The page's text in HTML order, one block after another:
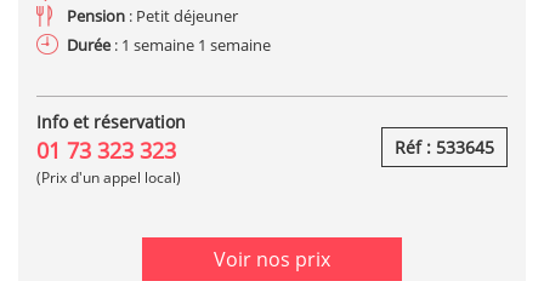
Pension : Petit déjeuner
Durée : 1 semaine 1 semaine
Info et réservation
01 73 323 323
(Prix d'un appel local)
Réf : 533645
Voir nos prix